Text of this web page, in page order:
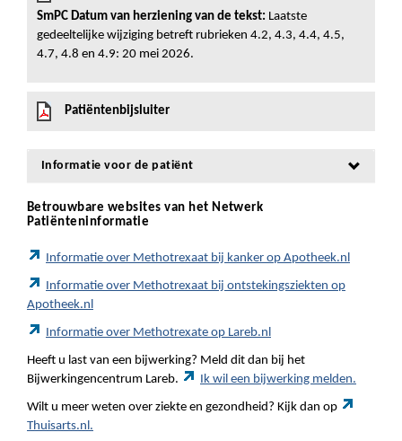
SmPC Datum van herziening van de tekst: Laatste
gedeeltelijke wijziging betreft rubrieken 4.2, 4.3, 4.4, 4.5,
4.7, 4.8 en 4.9: 20 mei 2026.
Patiëntenbijsluiter
Informatie voor de patiënt
Betrouwbare websites van het Netwerk
Patiënteninformatie
Informatie over Methotrexaat bij kanker op Apotheek.nl
Informatie over Methotrexaat bij ontstekingsziekten op
Apotheek.nl
Informatie over Methotrexate op Lareb.nl
Heeft u last van een bijwerking? Meld dit dan bij het
Bijwerkingencentrum Lareb.
Ik wil een bijwerking melden.
Wilt u meer weten over ziekte en gezondheid? Kijk dan op
Thuisarts.nl.